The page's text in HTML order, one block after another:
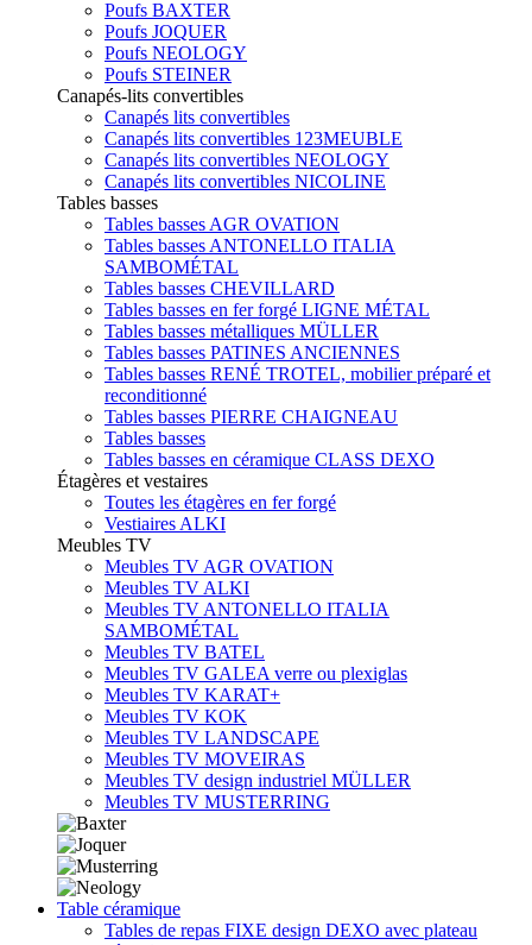
Poufs BAXTER
Poufs JOQUER
Poufs NEOLOGY
Poufs STEINER
Canapés-lits convertibles
Canapés lits convertibles
Canapés lits convertibles 123MEUBLE
Canapés lits convertibles NEOLOGY
Canapés lits convertibles NICOLINE
Tables basses
Tables basses AGR OVATION
Tables basses ANTONELLO ITALIA
SAMBOMÉTAL
Tables basses CHEVILLARD
Tables basses en fer forgé LIGNE MÉTAL
Tables basses métalliques MÜLLER
Tables basses PATINES ANCIENNES
Tables basses RENÉ TROTEL, mobilier préparé et
reconditionné
Tables basses PIERRE CHAIGNEAU
Tables basses
Tables basses en céramique CLASS DEXO
Étagères et vestaires
Toutes les étagères en fer forgé
Vestiaires ALKI
Meubles TV
Meubles TV AGR OVATION
Meubles TV ALKI
Meubles TV ANTONELLO ITALIA
SAMBOMÉTAL
Meubles TV BATEL
Meubles TV GALEA verre ou plexiglas
Meubles TV KARAT+
Meubles TV KOK
Meubles TV LANDSCAPE
Meubles TV MOVEIRAS
Meubles TV design industriel MÜLLER
Meubles TV MUSTERRING
Table céramique
Tables de repas FIXE design DEXO avec plateau